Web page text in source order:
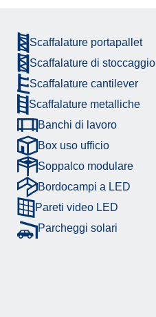
Scaffalature portapallet
Scaffalature di stoccaggio
Scaffalature cantilever
Scaffalature metalliche
Banchi di lavoro
Box uso ufficio
Soppalco modulare
Bordocampi a LED
Pareti video LED
Parcheggi solari